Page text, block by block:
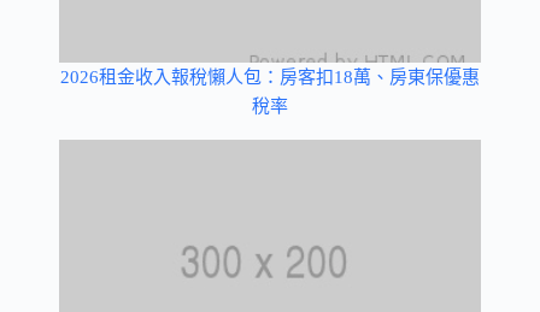
2026租金收入報稅懶人包：房客扣18萬、房東保優惠
稅率